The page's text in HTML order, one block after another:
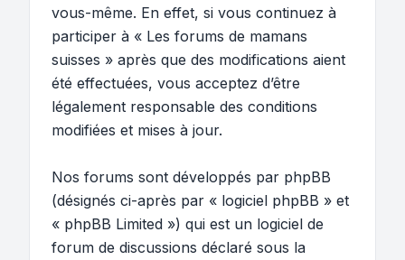
vous-même. En effet, si vous continuez à
participer à « Les forums de mamans
suisses » après que des modifications aient
été effectuées, vous acceptez d’être
légalement responsable des conditions
modifiées et mises à jour.
Nos forums sont développés par phpBB
(désignés ci-après par « logiciel phpBB » et
« phpBB Limited ») qui est un logiciel de
forum de discussions déclaré sous la